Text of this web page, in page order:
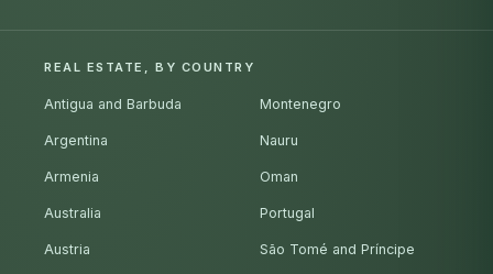
REAL ESTATE, BY COUNTRY
Antigua and Barbuda
Argentina
Armenia
Australia
Austria
Montenegro
Nauru
Oman
Portugal
São Tomé and Príncipe